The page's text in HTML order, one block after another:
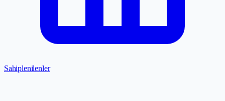
Sahiplenilenler